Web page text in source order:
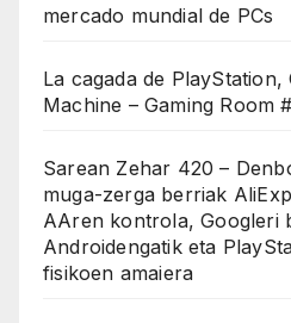
mercado mundial de PCs
La cagada de
Machine – Gaming Room
Sarean Zehar 420 –
muga-zerga berriak
AAren kontrola, Googleri
Androidengatik eta
fisikoen amaiera